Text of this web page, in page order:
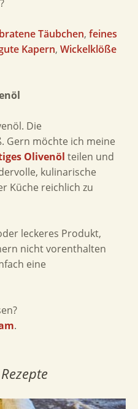
Täubchen, feines
Kapern, Wickelklöße
Die
Gern möchte ich meine
Olivenöl teilen und
kulinarische
Küche reichlich zu
leckeres Produkt,
nicht vorenthalten
eine
.